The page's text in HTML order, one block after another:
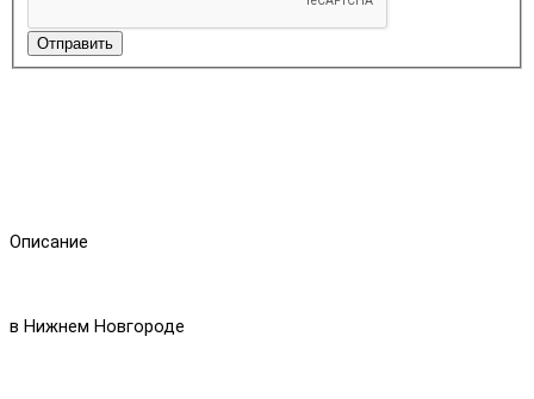
Отправить
Описание
в Нижнем Новгороде